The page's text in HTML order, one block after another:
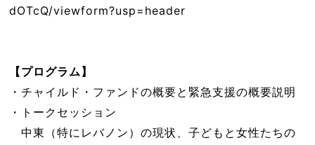
dOTcQ/viewform?usp=header
【プログラム】
・チャイルド・ファンドの概要と緊急支援の概要説明
・トークセッション
中東（特にレバノン）の現状、子どもと女性たちの